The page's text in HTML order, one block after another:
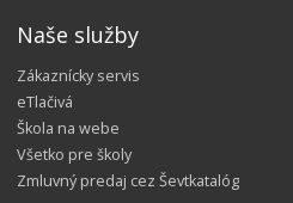
Naše služby
Zákaznícky servis
eTlačivá
Škola na webe
Všetko pre školy
Zmluvný predaj cez Ševtkatalóg